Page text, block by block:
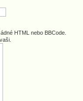
HTML nebo BBCode.